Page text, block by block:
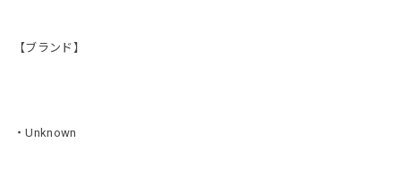
【ブランド】
・Unknown